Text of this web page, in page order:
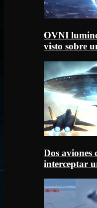
OVNI
visto sobre
Dos aviones
interceptar